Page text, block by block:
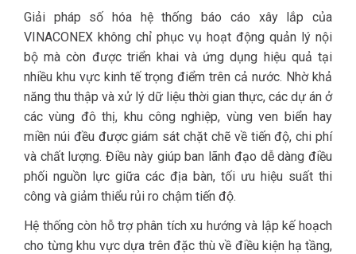
Giải pháp số hóa hệ thống báo cáo xây lắp của
VINACONEX không chỉ phục vụ hoạt động quản lý nội
bộ mà còn được triển khai và ứng dụng hiệu quả tại
nhiều khu vực kinh tế trọng điểm trên cả nước. Nhờ khả
năng thu thập và xử lý dữ liệu thời gian thực, các dự án ở
các vùng đô thị, khu công nghiệp, vùng ven biển hay
miền núi đều được giám sát chặt chẽ về tiến độ, chi phí
và chất lượng. Điều này giúp ban lãnh đạo dễ dàng điều
phối nguồn lực giữa các địa bàn, tối ưu hiệu suất thi
công và giảm thiểu rủi ro chậm tiến độ.
Hệ thống còn hỗ trợ phân tích xu hướng và lập kế hoạch
cho từng khu vực dựa trên đặc thù về điều kiện hạ tầng,